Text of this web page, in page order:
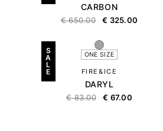
CARBON
€650.00 € 325.00
S
A
L
E
ONE SIZE
FIRE&ICE
DARYL
€83.00 € 67.00